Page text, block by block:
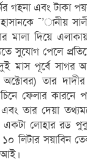
গহনা এবং টাকা
¯’ানীয়
মালা দিয়ে
সুযোগ পেলে
মাস পূর্বে সাগর
তার দাদীর
ফেলার কারনে
তার দেয়া
লোহার রড
লিটার সয়াবিন